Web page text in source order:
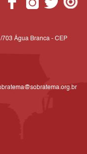
703 Água Branca - CEP